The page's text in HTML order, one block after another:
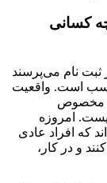
کسانی
ثبت نام می‌پرسند
است. واقعیت
مخصوص
امروزه
که افراد عادی
و در کار،